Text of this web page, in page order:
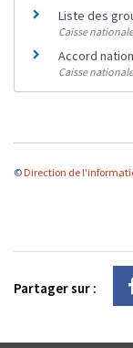
Liste des
Caisse
Accord
Caisse
© Direction de
Partager sur :